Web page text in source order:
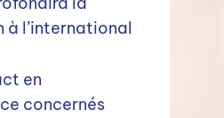
à l’international
en
concernés